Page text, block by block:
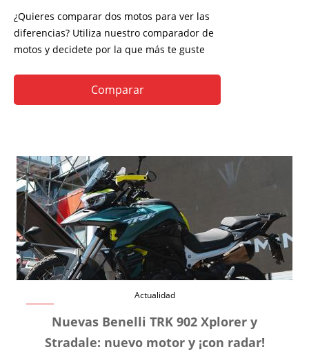
¿Quieres comparar dos motos para ver las
diferencias? Utiliza nuestro comparador de
motos y decidete por la que más te guste
Comparar
Actualidad
Nuevas Benelli TRK 902 Xplorer y
Stradale: nuevo motor y ¡con radar!